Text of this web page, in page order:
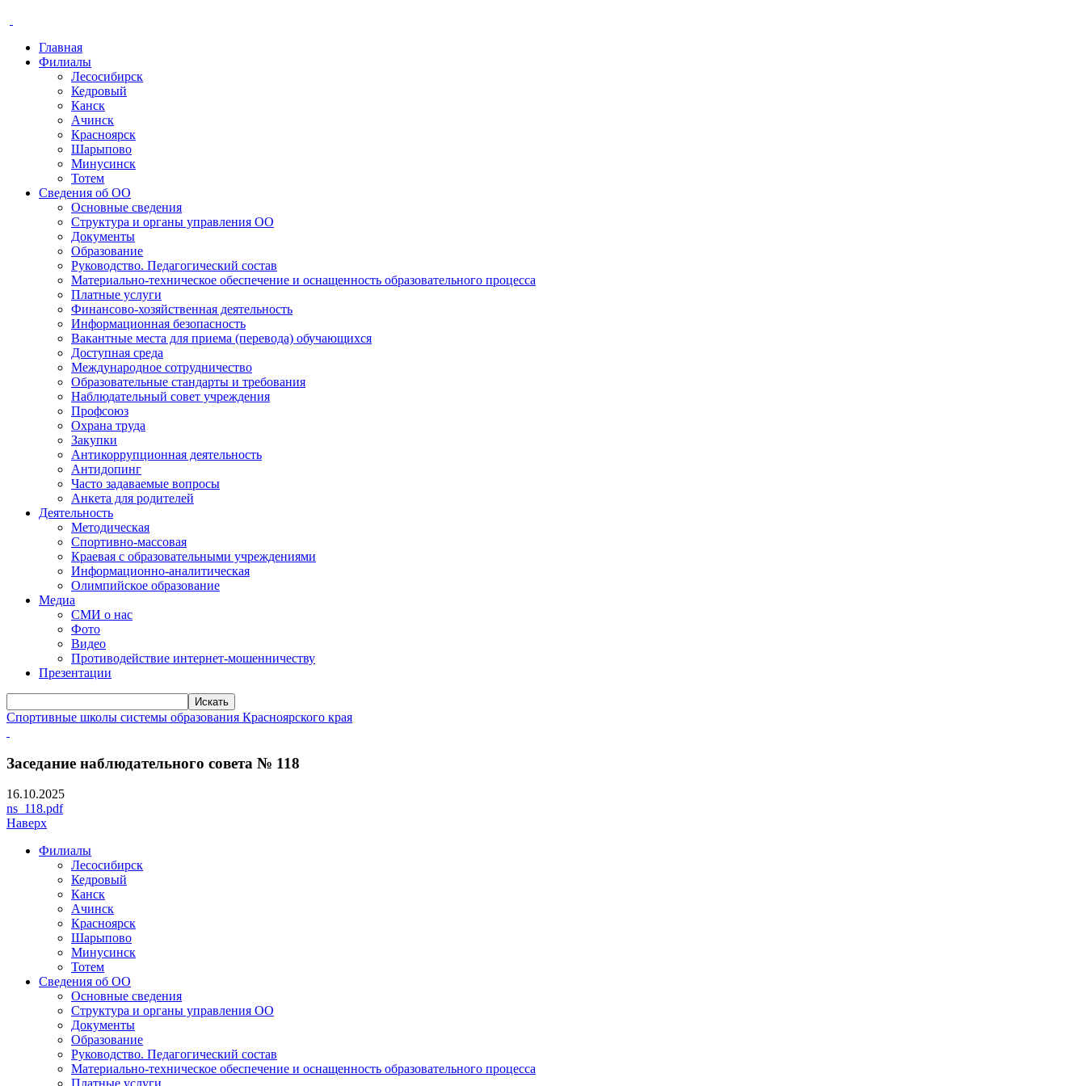
Главная
Филиалы
Лесосибирск
Кедровый
Канск
Ачинск
Красноярск
Шарыпово
Минусинск
Тотем
Сведения об ОО
Основные сведения
Структура и органы управления ОО
Документы
Образование
Руководство. Педагогический состав
Материально-техническое обеспечение и оснащенность образовательного процесса
Платные услуги
Финансово-хозяйственная деятельность
Информационная безопасность
Вакантные места для приема (перевода) обучающихся
Доступная среда
Международное сотрудничество
Образовательные стандарты и требования
Наблюдательный совет учреждения
Профсоюз
Охрана труда
Закупки
Антикоррупционная деятельность
Антидопинг
Часто задаваемые вопросы
Анкета для родителей
Деятельность
Методическая
Спортивно-массовая
Краевая с образовательными учреждениями
Информационно-аналитическая
Олимпийское образование
Медиа
СМИ о нас
Фото
Видео
Противодействие интернет-мошенничеству
Презентации
Искать
Спортивные школы системы образования Красноярского края
Заседание наблюдательного совета № 118
16.10.2025
ns_118.pdf
Наверх
Филиалы
Лесосибирск
Кедровый
Канск
Ачинск
Красноярск
Шарыпово
Минусинск
Тотем
Сведения об ОО
Основные сведения
Структура и органы управления ОО
Документы
Образование
Руководство. Педагогический состав
Материально-техническое обеспечение и оснащенность образовательного процесса